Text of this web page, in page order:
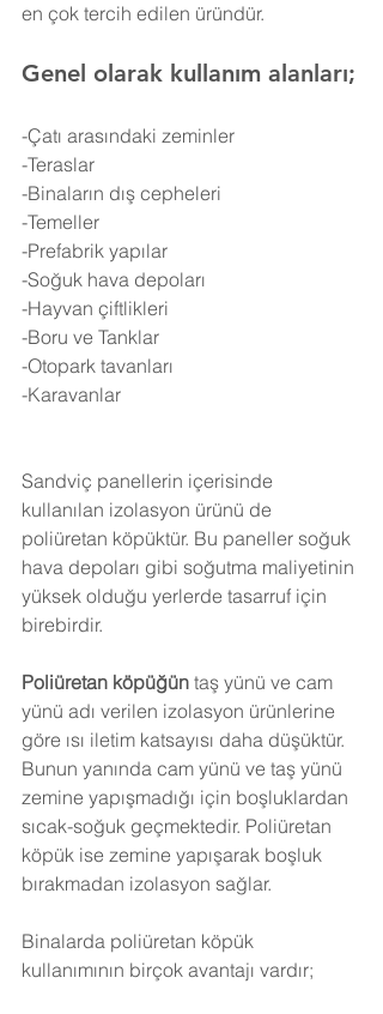
en çok tercih edilen üründür.
Genel olarak kullanım alanları;
-Çatı arasındaki zeminler
-Teraslar
-Binaların dış cepheleri
-Temeller
-Prefabrik yapılar
-Soğuk hava depoları
-Hayvan çiftlikleri
-Boru ve Tanklar
-Otopark tavanları
-Karavanlar
Sandviç panellerin içerisinde
kullanılan izolasyon ürünü de
poliüretan köpüktür. Bu paneller soğuk
hava depoları gibi soğutma maliyetinin
yüksek olduğu yerlerde tasarruf için
birebirdir.
Poliüretan köpüğün taş yünü ve cam
yünü adı verilen izolasyon ürünlerine
göre ısı iletim katsayısı daha düşüktür.
Bunun yanında cam yünü ve taş yünü
zemine yapışmadığı için boşluklardan
sıcak-soğuk geçmektedir. Poliüretan
köpük ise zemine yapışarak boşluk
bırakmadan izolasyon sağlar.
Binalarda poliüretan köpük
kullanımının birçok avantajı vardır;